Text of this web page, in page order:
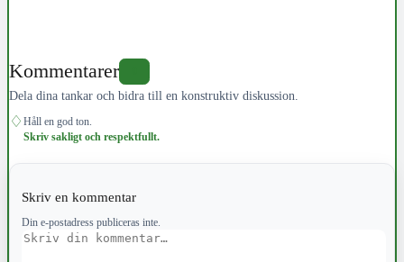
Kommentarer
Dela dina tankar och bidra till en konstruktiv diskussion.
♢ Håll en god ton.
Skriv sakligt och respektfullt.
Skriv en kommentar
Din e-postadress publiceras inte.
Kommentar